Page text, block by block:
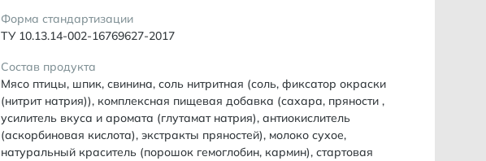
Форма стандартизации
ТУ 10.13.14-002-16769627-2017
Состав продукта
Мясо птицы, шпик, свинина, соль нитритная (соль, фиксатор окраски
(нитрит натрия)), комплексная пищевая добавка (сахара, пряности ,
усилитель вкуса и аромата (глутамат натрия), антиокислитель
(аскорбиновая кислота), экстракты пряностей), молоко сухое,
натуральный краситель (порошок гемоглобин, кармин), стартовая